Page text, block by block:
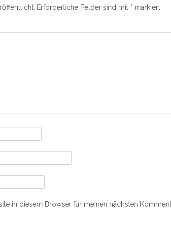
Erforderliche Felder sind mit * markiert
in diesem Browser für meinen nächsten